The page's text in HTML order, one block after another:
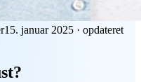
15. januar 2025 · opdateret